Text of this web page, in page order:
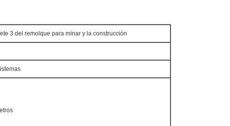
3 del remolque para minar y la construcción